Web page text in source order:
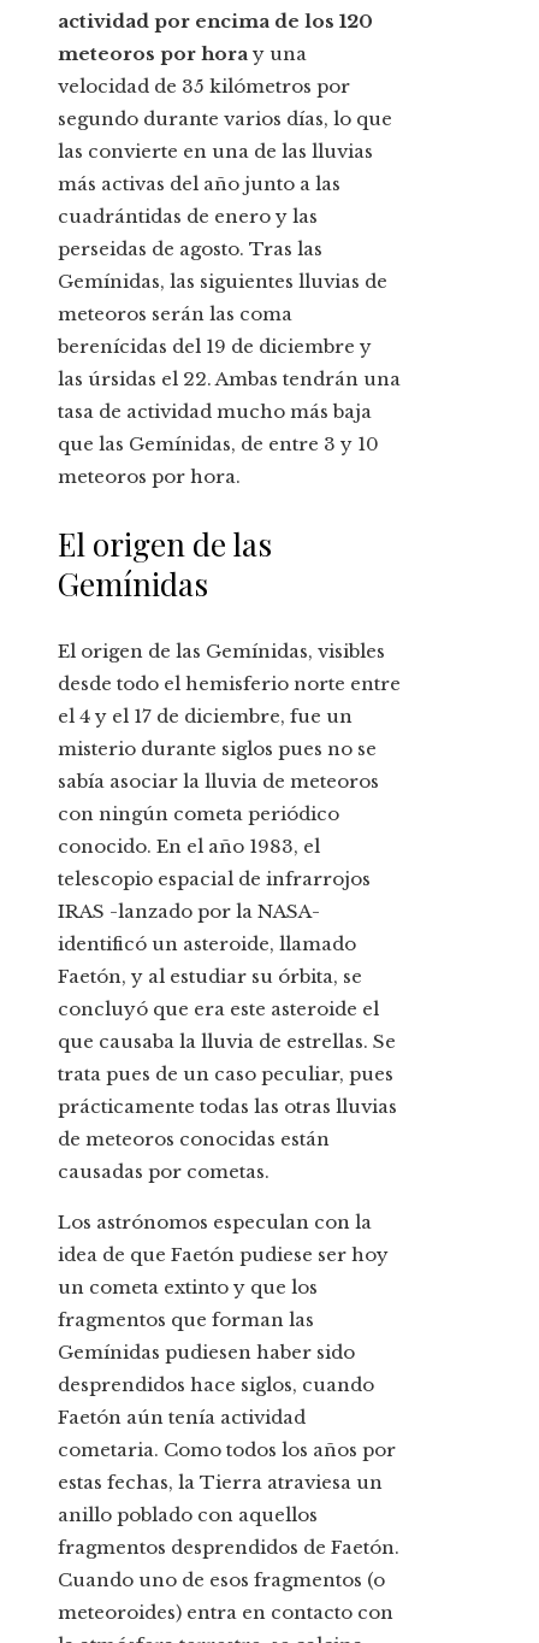
actividad por encima de los 120
meteoros por hora y una
velocidad de 35 kilómetros por
segundo durante varios días, lo que
las convierte en una de las lluvias
más activas del año junto a las
cuadrántidas de enero y las
perseidas de agosto. Tras las
Gemínidas, las siguientes lluvias de
meteoros serán las coma
berenícidas del 19 de diciembre y
las úrsidas el 22. Ambas tendrán una
tasa de actividad mucho más baja
que las Gemínidas, de entre 3 y 10
meteoros por hora.
El origen de las
Gemínidas
El origen de las Gemínidas, visibles
desde todo el hemisferio norte entre
el 4 y el 17 de diciembre, fue un
misterio durante siglos pues no se
sabía asociar la lluvia de meteoros
con ningún cometa periódico
conocido. En el año 1983, el
telescopio espacial de infrarrojos
IRAS -lanzado por la NASA-
identificó un asteroide, llamado
Faetón, y al estudiar su órbita, se
concluyó que era este asteroide el
que causaba la lluvia de estrellas. Se
trata pues de un caso peculiar, pues
prácticamente todas las otras lluvias
de meteoros conocidas están
causadas por cometas.
Los astrónomos especulan con la
idea de que Faetón pudiese ser hoy
un cometa extinto y que los
fragmentos que forman las
Gemínidas pudiesen haber sido
desprendidos hace siglos, cuando
Faetón aún tenía actividad
cometaria. Como todos los años por
estas fechas, la Tierra atraviesa un
anillo poblado con aquellos
fragmentos desprendidos de Faetón.
Cuando uno de esos fragmentos (o
meteoroides) entra en contacto con